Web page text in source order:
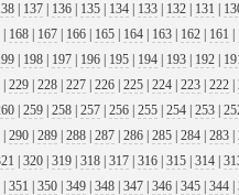
131
132
133
134
135
136
137
161
162
163
164
165
166
167
168
192
193
194
195
196
197
198
|
222
|
223
|
224
|
225
|
226
|
227
|
228
|
229
|
|
253
|
254
|
255
|
256
|
257
|
258
|
259
|
|
283
|
284
|
285
|
286
|
287
|
288
|
289
|
290
|
|
314
|
315
|
316
|
317
|
318
|
319
|
320
|
|
344
|
345
|
346
|
347
|
348
|
349
|
350
|
351
|